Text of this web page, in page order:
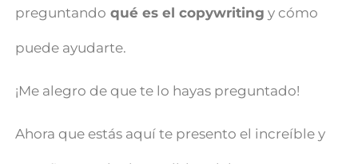
preguntando qué es el copywriting y cómo
puede ayudarte.
¡Me alegro de que te lo hayas preguntado!
Ahora que estás aquí te presento el increíble y